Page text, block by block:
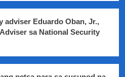
adviser Eduardo Oban, Jr.,
sa National Security